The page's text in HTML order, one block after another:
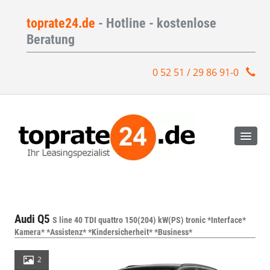
toprate24.de - Hotline - kostenlose
Beratung
0 52 51 / 29 86 91-0
Audi Q5 S line 40 TDI quattro 150(204) kW(PS) tronic *Interface*
Kamera* *Assistenz* *Kindersicherheit* *Business*
2